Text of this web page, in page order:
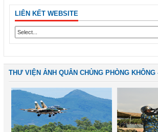
LIÊN KẾT WEBSITE
THƯ VIỆN ẢNH QUÂN CHỦNG PHÒNG KHÔNG